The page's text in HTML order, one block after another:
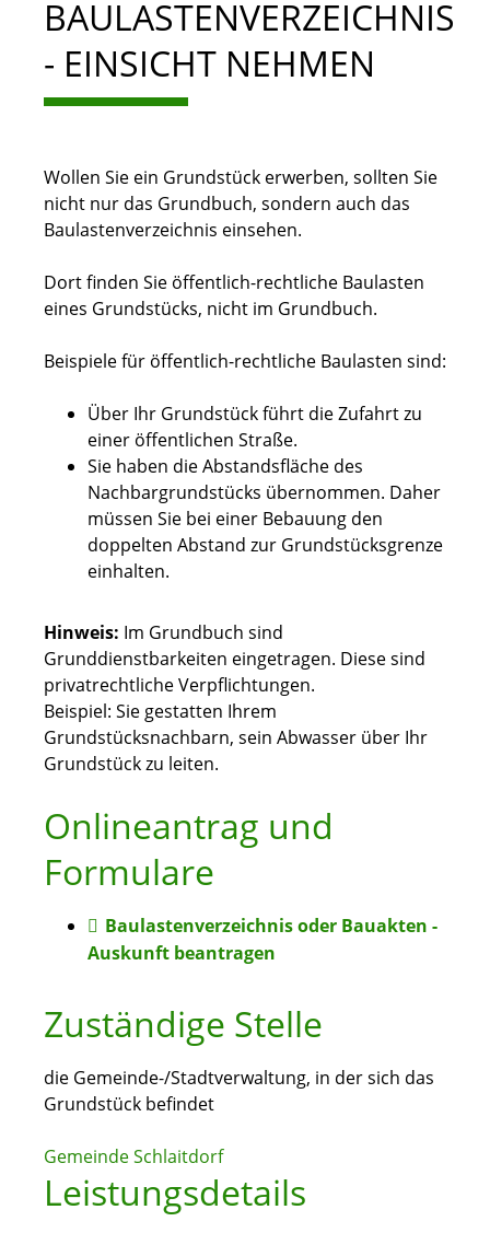
BAULASTENVERZEICHNIS
- EINSICHT NEHMEN
Wollen Sie ein Grundstück erwerben, sollten Sie
nicht nur das Grundbuch, sondern auch das
Baulastenverzeichnis einsehen.
Dort finden Sie öffentlich-rechtliche Baulasten
eines Grundstücks, nicht im Grundbuch.
Beispiele für öffentlich-rechtliche Baulasten sind:
Über Ihr Grundstück führt die Zufahrt zu
einer öffentlichen Straße.
Sie haben die Abstandsfläche des
Nachbargrundstücks übernommen. Daher
müssen Sie bei einer Bebauung den
doppelten Abstand zur Grundstücksgrenze
einhalten.
Hinweis: Im Grundbuch sind
Grunddienstbarkeiten eingetragen. Diese sind
privatrechtliche Verpflichtungen.
Beispiel: Sie gestatten Ihrem
Grundstücksnachbarn, sein Abwasser über Ihr
Grundstück zu leiten.
Onlineantrag und
Formulare
Baulastenverzeichnis oder Bauakten -
Auskunft beantragen
Zuständige Stelle
die Gemeinde-/Stadtverwaltung, in der sich das
Grundstück befindet
Gemeinde Schlaitdorf
Leistungsdetails